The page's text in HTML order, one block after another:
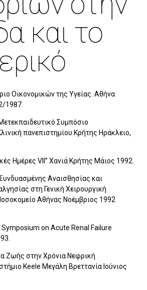
και το
Οικονομικών της Υγείας. Αθήνα
1987.
Συμπόσιο
πανεπιστημίου Κρήτης Ηράκλειο,
Ημέρες VII” Χανιά Κρήτης Μάιος 1992.
Αναισθησίας και
στη Γενική Χειρουργική
Αθήνας Νοέμβριος 1992
on Acute Renal Failure
Ζωής στην Χρόνια Νεφρική
Keele Μεγάλη Βρεττανία Ιούνιος